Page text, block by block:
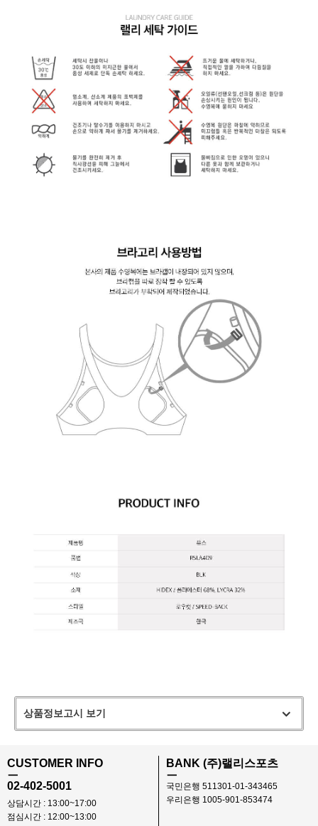
상품정보고시 보기
CUSTOMER INFO
ㅡ
02-402-5001
상담시간 : 13:00~17:00
점심시간 : 12:00~13:00
BANK (주)랠리스포츠
ㅡ
국민은행 511301-01-343465
우리은행 1005-901-853474